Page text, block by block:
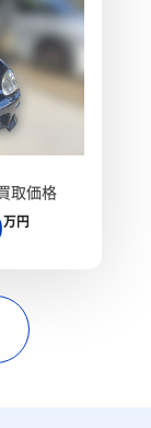
取価格
万円